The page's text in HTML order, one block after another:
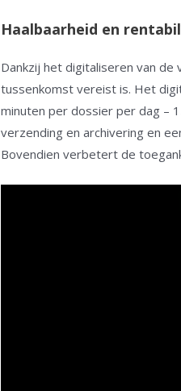
Haalbaarheid en
Dankzij het digitaliseren van
tussenkomst vereist is. Het
minuten per dossier per dag –
verzending en archivering en
Bovendien verbetert de